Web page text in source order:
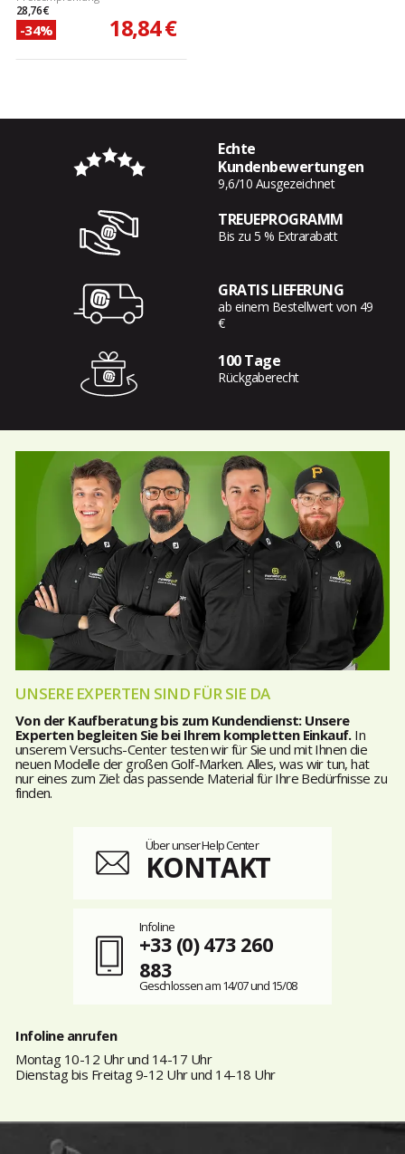
28,76 €
-34% 18,84 €
Echte
Kundenbewertungen
9,6/10 Ausgezeichnet
TREUEPROGRAMM
Bis zu 5 % Extrarabatt
GRATIS LIEFERUNG
ab einem Bestellwert von 49
€
100 Tage
Rückgaberecht
UNSERE EXPERTEN SIND FÜR SIE DA
Von der Kaufberatung bis zum Kundendienst: Unsere
Experten begleiten Sie bei Ihrem kompletten Einkauf.In
unserem Versuchs-Center testen wir für Sie und mit Ihnen die
neuen Modelle der großen Golf-Marken. Alles, was wir tun, hat
nur eines zum Ziel: das passende Material für Ihre Bedürfnisse zu
finden.
Über unser Help Center
KONTAKT
Infoline
+33 (0) 473 260
883
Geschlossen am 14/07 und 15/08
Infoline anrufen
Montag 10-12 Uhr und 14-17 Uhr
Dienstag bis Freitag 9-12 Uhr und 14-18 Uhr